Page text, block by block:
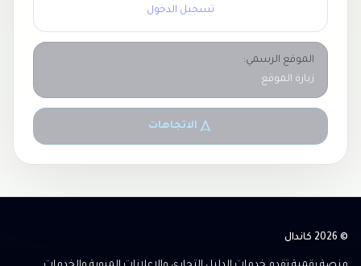
تسجيل الدخول
الموقع الرسمي:
زيارة الموقع
الاتجاهات
© 2026 كاندال